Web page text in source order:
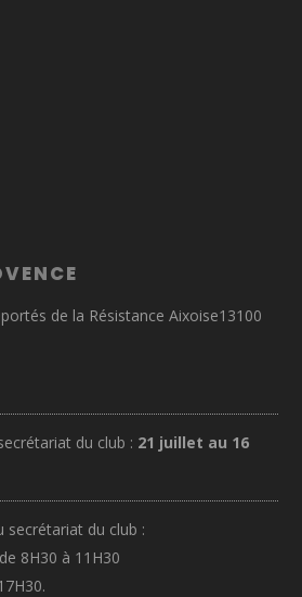
de la Résistance Aixoise13100
du club : 21 juillet au 16
secrétariat du club :
8H30 à 11H30